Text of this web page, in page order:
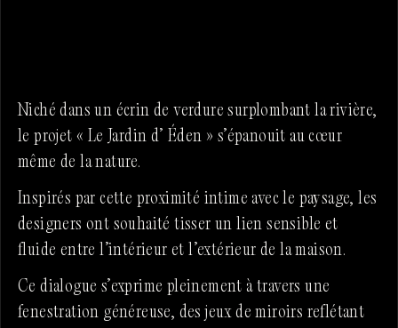
Niché dans un écrin de verdure surplombant la rivière,
le projet « Le Jardin d’ Éden » s’épanouit au cœur
même de la nature.
Inspirés par cette proximité intime avec le paysage, les
designers ont souhaité tisser un lien sensible et
fluide entre l’intérieur et l’extérieur de la maison.
Ce dialogue s’exprime pleinement à travers une
fenestration généreuse, des jeux de miroirs reflétant